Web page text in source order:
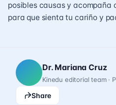
posibles causas y acompaña
para que sienta tu cariño y
Dr. Mariana Cruz
Kinedu editorial team ·
Share